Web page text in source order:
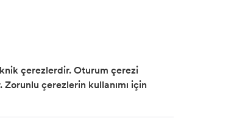
çerezlerdir. Oturum çerezi
çerezlerin kullanımı için